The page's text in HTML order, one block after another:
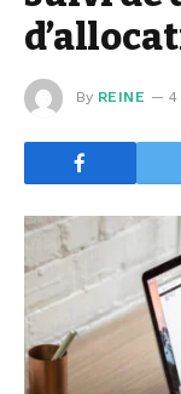
By REINE 4